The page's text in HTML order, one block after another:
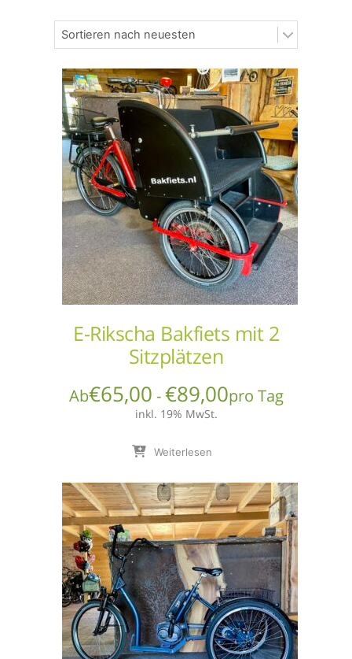
E-Rikscha Bakfiets mit 2
Sitzplätzen
Ab€65,00 -€89,00pro Tag
inkl. 19% MwSt.
Weiterlesen